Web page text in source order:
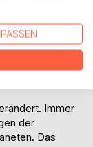
Zeit
bei dem
bekommen
können!
Immer
der
Das